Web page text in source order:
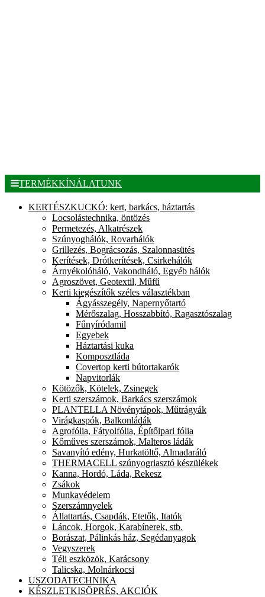
TERMÉKKÍNÁLATUNK
KERTÉSZKUCKÓ: kert, barkács, háztartás
Locsolástechnika, öntözés
Permetezés, Alkatrészek
Szúnyoghálók, Rovarhálók
Grillezés, Bográcsozás, Szalonnasütés
Kerítések, Drótkerítések, Csirkehálók
Árnyékolóháló, Vakondháló, Egyéb hálók
Agroszövet, Geotextil, Műfű
Kerti kiegészítők széles választékban
Ágyásszegély, Napernyőtartó
Mérőszalag, Hosszabbító, Ragasztószalag
Fűnyíródamil
Egyebek
Háztartási kuka
Komposztláda
Covertop kerti bútortakarók
Napvitorlák
Kötözők, Kötelek, Zsinegek
Kerti szerszámok, Barkács szerszámok
PLANTELLA Növénytápok, Műtrágyák
Virágkaspók, Balkonládák
Agrofólia, Fátyolfólia, Építőipari fólia
Kőműves szerszámok, Malteros ládák
Savanyító edény, Hurkatöltő, Almadaráló
THERMACELL szúnyogriasztó készülékek
Kanna, Hordó, Láda, Rekesz
Zsákok
Munkavédelem
Szerszámnyelek
Állattartás, Csapdák, Etetők, Itatók
Láncok, Horgok, Karabínerek, stb.
Borászat, Pálinkás ház, Segédanyagok
Vegyszerek
Téli eszközök, Karácsony
Talicska, Molnárkocsi
USZODATECHNIKA
KÉSZLETKISÖPRÉS, AKCIÓK